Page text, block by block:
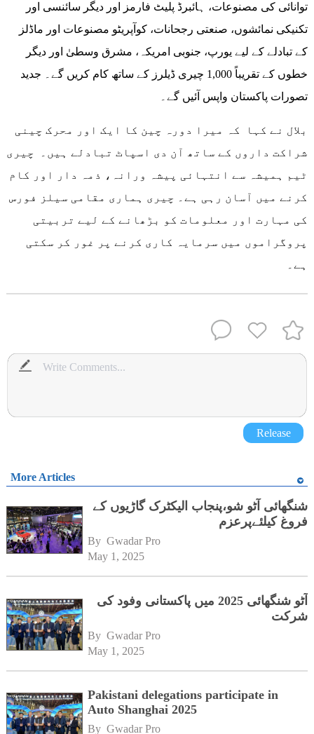
توانائی کی مصنوعات، ہائبرڈ پلیٹ فارمز اور دیگر سائنسی اور
تکنیکی نمائشوں، صنعتی رجحانات، کوآپریٹو مصنوعات اور ماڈلز
کے تبادلے کے لیے یورپ، جنوبی امریکہ، مشرق وسطیٰ اور دیگر
خطوں کے تقریباً 1,000 چیری ڈیلرز کے ساتھ کام کریں گے۔ جدید
تصورات پاکستان واپس آئیں گے۔
بلال نے کہا کہ میرا دورہ چین کا ایک اور محرک چینی
شراکت داروں کے ساتھ آن دی اسپاٹ تبادلے ہیں۔ چیری
ٹیم ہمیشہ سے انتہائی پیشہ ورانہ، ذمہ دار اور کام
کرنے میں آسان رہی ہے۔ چیری ہماری مقامی سیلز فورس
کی مہارت اور معلومات کو بڑھانے کے لیے تربیتی
پروگراموں میں سرمایہ کاری کرنے پر غور کر سکتی
ہے۔
Release
More Articles
شنگھائی آٹو شو،پنجاب الیکٹرک گاڑیوں کے
فروغ کیلئےپرعزم
By Gwadar Pro
May 1, 2025
آٹو شنگھائی 2025 میں پاکستانی وفود کی
شرکت
By Gwadar Pro
May 1, 2025
Pakistani delegations participate in
Auto Shanghai 2025
By Gwadar Pro